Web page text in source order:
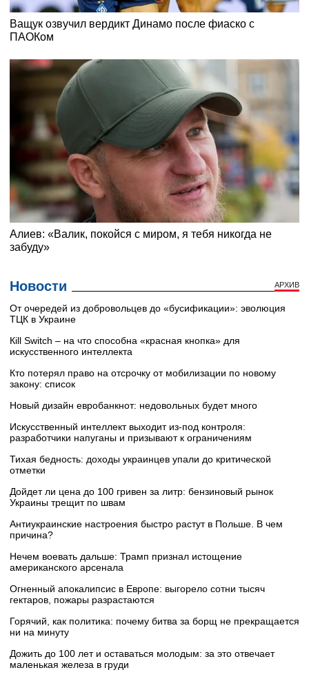
Новости АРХИВ
От очередей из добровольцев до «бусификации»: эволюция
ТЦК в Украине
Кill Switch – на что способна «красная кнопка» для
искусственного интеллекта
Кто потерял право на отсрочку от мобилизации по новому
закону: список
Новый дизайн евробанкнот: недовольных будет много
Искусственный интеллект выходит из-под контроля:
разработчики напуганы и призывают к ограничениям
Тихая бедность: доходы украинцев упали до критической
отметки
Дойдет ли цена до 100 гривен за литр: бензиновый рынок
Украины трещит по швам
Антиукраинские настроения быстро растут в Польше. В чем
причина?
Нечем воевать дальше: Трамп признал истощение
американского арсенала
Огненный апокалипсис в Европе: выгорело сотни тысяч
гектаров, пожары разрастаются
Горячий, как политика: почему битва за борщ не прекращается
ни на минуту
Дожить до 100 лет и оставаться молодым: за это отвечает
маленькая железа в груди